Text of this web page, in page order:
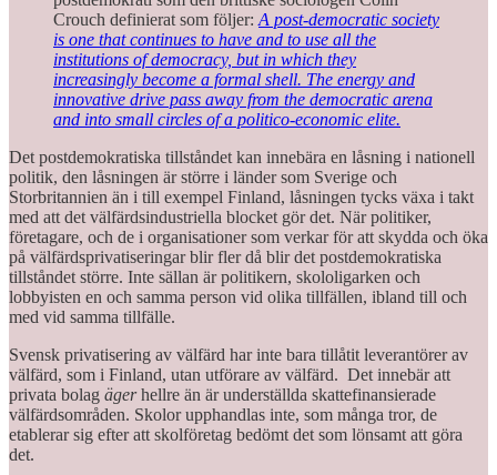
Crouch definierat som följer: A post-democratic society
is one that continues to have and to use all the
institutions of democracy, but in which they
increasingly become a formal shell. The energy and
innovative drive pass away from the democratic arena
and into small circles of a politico-economic elite.
Det postdemokratiska tillståndet kan innebära en låsning i nationell
politik, den låsningen är större i länder som Sverige och
Storbritannien än i till exempel Finland, låsningen tycks växa i takt
med att det välfärdsindustriella blocket gör det. När politiker,
företagare, och de i organisationer som verkar för att skydda och öka
på välfärdsprivatiseringar blir fler då blir det postdemokratiska
tillståndet större. Inte sällan är politikern, skololigarken och
lobbyisten en och samma person vid olika tillfällen, ibland till och
med vid samma tillfälle.
Svensk privatisering av välfärd har inte bara tillåtit leverantörer av
välfärd, som i Finland, utan utförare av välfärd. Det innebär att
privata bolag ägerhellre än är underställda skattefinansierade
välfärdsområden. Skolor upphandlas inte, som många tror, de
etablerar sig efter att skolföretag bedömt det som lönsamt att göra
det.